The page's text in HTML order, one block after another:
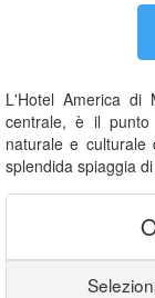
L'Hotel America di
centrale, è il
naturale e
splendida spiaggia